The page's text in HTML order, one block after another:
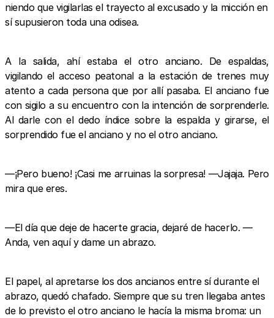
niendo que vigilarlas el trayecto al excusado y la micción en
sí supusieron toda una odisea.
A la salida, ahí estaba el otro anciano. De espaldas,
vigilando el acceso peatonal a la estación de trenes muy
atento a cada persona que por allí pasaba. El anciano fue
con sigilo a su encuentro con la intención de sorprenderle.
Al darle con el dedo índice sobre la espalda y girarse, el
sorprendido fue el anciano y no el otro anciano.
—¡Pero bueno! ¡Casi me arruinas la sorpresa! —Jajaja. Pero
mira que eres.
—El día que deje de hacerte gracia, dejaré de hacerlo. —
Anda, ven aquí y dame un abrazo.
El papel, al apretarse los dos ancianos entre sí durante el
abrazo, quedó chafado. Siempre que su tren llegaba antes
de lo previsto el otro anciano le hacía la misma broma: un